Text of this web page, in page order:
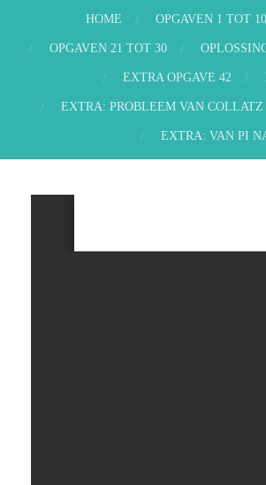
HOME OPGAVEN 1 TOT 10
OPGAVEN 21 TOT 30
EXTRA OPGAVE 42
EXTRA: PROBLEEM VAN COLLATZ
EXTRA: VAN PI